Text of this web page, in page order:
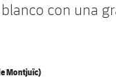
con una
Montjuïc)